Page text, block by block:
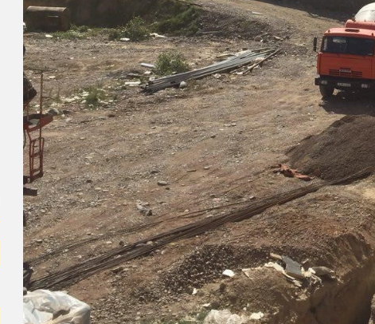
دام شهرداری نجف آباد با
ظرفیت 400 رأس گاو و 2000 رأس گوسفند و 100
ادامه مطلب
تخلیه شکم اتوماتیک با ظرفیت 4000 قطعه در
ساعت ساخت شرکت نوساز صنعت رسپینا در ...
ادامه مطلب